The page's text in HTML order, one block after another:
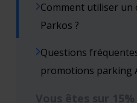
Comment utiliser un
Parkos ?
Questions
promotions parking